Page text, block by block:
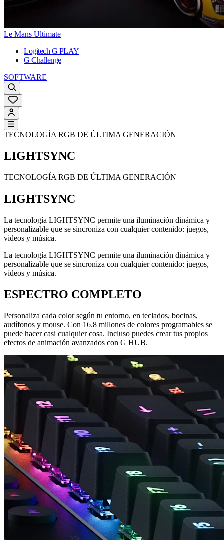
Le Mans Ultimate
Logitech G PLAY
G Challenge
SOFTWARE
TECNOLOGÍA RGB DE ÚLTIMA GENERACIÓN
LIGHTSYNC
TECNOLOGÍA RGB DE ÚLTIMA GENERACIÓN
LIGHTSYNC
La tecnología LIGHTSYNC permite una iluminación dinámica y
personalizable que se sincroniza con cualquier contenido: juegos,
videos y música.
La tecnología LIGHTSYNC permite una iluminación dinámica y
personalizable que se sincroniza con cualquier contenido: juegos,
videos y música.
ESPECTRO COMPLETO
Personaliza cada color según tu entorno, en teclados, bocinas,
audífonos y mouse. Con 16.8 millones de colores programables se
puede hacer casi cualquier cosa. Incluso puedes crear tus propios
efectos de animación avanzados con G HUB.